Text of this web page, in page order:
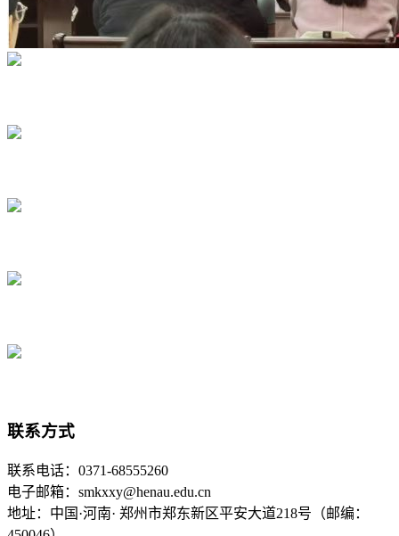
联系方式
联系电话：0371-68555260
电子邮箱：smkxxy@henau.edu.cn
地址：中国·河南· 郑州市郑东新区平安大道218号（邮编：